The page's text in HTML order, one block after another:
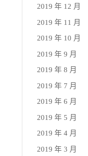
2019 年 12 月
2019 年 11 月
2019 年 10 月
2019 年 9 月
2019 年 8 月
2019 年 7 月
2019 年 6 月
2019 年 5 月
2019 年 4 月
2019 年 3 月